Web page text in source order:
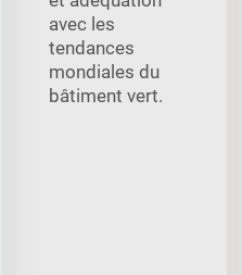
avec les
tendances
mondiales du
bâtiment vert.